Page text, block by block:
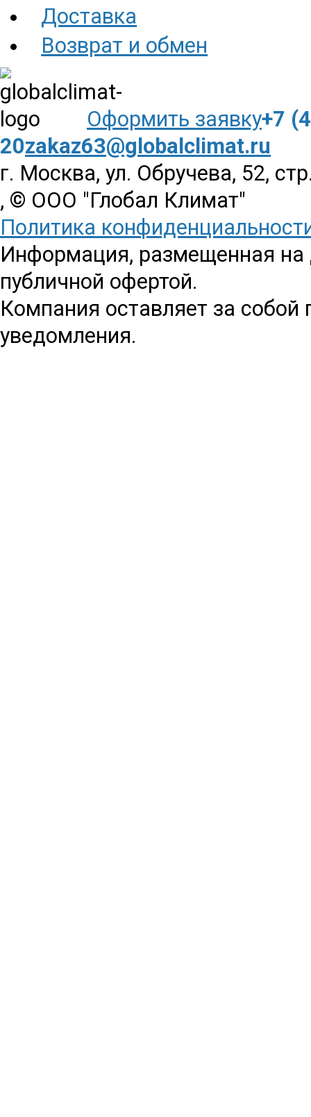
Доставка
Возврат и обмен
Оформить заявку+7
20zakaz63@globalclimat.ru
г. Москва, ул. Обручева, 52,
, © ООО "Глобал Климат"
Политика
Информация, размещенная на
публичной офертой.
Компания оставляет за собой
уведомления.